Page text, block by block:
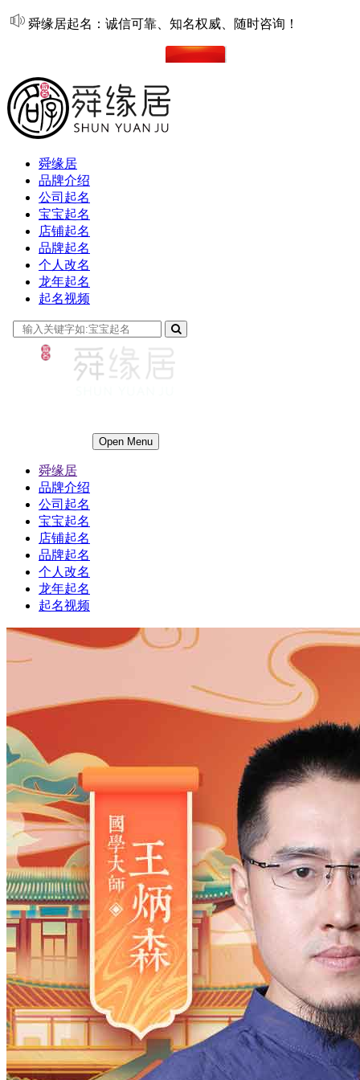
舜缘居起名：诚信可靠、知名权威、随时咨询！
舜缘居
品牌介绍
公司起名
宝宝起名
店铺起名
品牌起名
个人改名
龙年起名
起名视频
Open Menu
舜缘居
品牌介绍
公司起名
宝宝起名
店铺起名
品牌起名
个人改名
龙年起名
起名视频